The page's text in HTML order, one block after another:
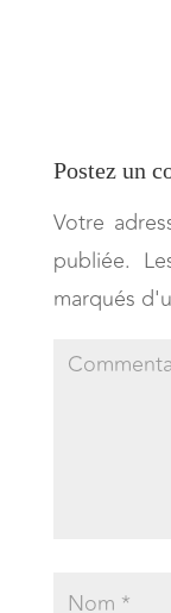
Postez un
Votre
publiée.
marqués